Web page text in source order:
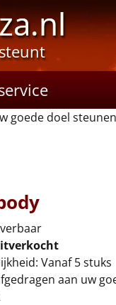
goede doel steunen
Vanaf 5 stuks
aan uw